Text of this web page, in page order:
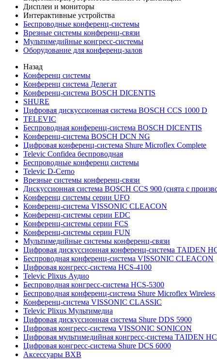
Дисплеи и мониторы
Интерактивные устройства
Беспроводные конференц-системы
Врезные системы конференц-связи
Мультимедийные конгресс-системы
Оборудование для конференц-залов
Назад
Конференц системы
Конференц система Делегат
Конференц-система BOSCH DICENTIS
SHURE
Цифровая дискуссионная система BOSCH CCS 1000 D
TELEVIC
Беспроводная конференц-система BOSCH DICENTIS
Конференц-система BOSCH DCN NG
Цифровая конференц-система Shure Microflex Complete
Televic Confidea беспроводная
Беспроводные конференц системы
Televic D-Cerno
Врезные системы конференц-связи
Дискуссионная система BOSCH CCS 900 (снята с
Конференц системы серии UFO
Конференц-система VISSONIC CLEACON
Конференц-системы серии EDC
Конференц-системы серии FCS
Конференц-системы серии FUN
Мультимедийные системы конференц-связи
Цифровая дискуссионная конференц-система TAIDEN
Беспроводная конференц-система VISSONIC CLEACON
Цифровая конгресс-система HCS-4100
Televic Plixus Аудио
Беспроводная конгресс-система HCS-5300
Беспроводная конференц-система Shure Microflex Wireless
Конференц-система VISSONIC CLASSIC
Televic Plixus Мультимедиа
Цифровая дискуссионная система Shure DDS 5900
Цифровая конгресс-система VISSONIC SONICON
Цифровая мультимедийная конгресс-система TAIDEN
Цифровая конгресс-система Shure DCS 6000
Аксессуары BXB